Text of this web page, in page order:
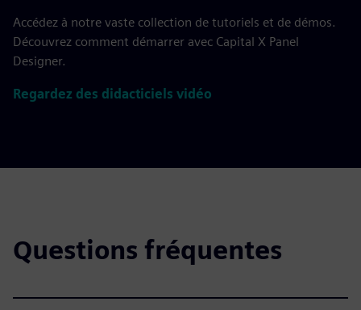
Accédez à notre vaste collection de tutoriels et de démos.
Découvrez comment démarrer avec Capital X Panel
Designer.
Regardez des didacticiels vidéo
Questions fréquentes